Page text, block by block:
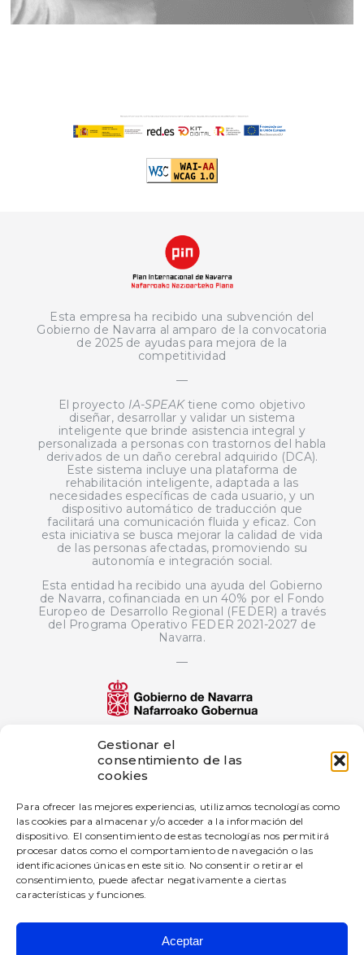
Gestionar el
consentimiento de las
cookies
Para ofrecer las mejores experiencias, utilizamos tecnologías como
las cookies para almacenar y/o acceder a la información del
dispositivo. El consentimiento de estas tecnologías nos permitirá
procesar datos como el comportamiento de navegación o las
identificaciones únicas en este sitio. No consentir o retirar el
consentimiento, puede afectar negativamente a ciertas
características y funciones.
Aceptar
Esta empresa ha recibido una subvención del
Gobierno de Navarra al amparo de la convocatoria
de 2025 de ayudas para mejora de la
competitividad
—
El proyecto IA-SPEAKtiene como objetivo
diseñar, desarrollar y validar un sistema
inteligente que brinde asistencia integral y
personalizada a personas con trastornos del habla
derivados de un daño cerebral adquirido (DCA).
Este sistema incluye una plataforma de
rehabilitación inteligente, adaptada a las
necesidades específicas de cada usuario, y un
dispositivo automático de traducción que
facilitará una comunicación fluida y eficaz. Con
esta iniciativa se busca mejorar la calidad de vida
de las personas afectadas, promoviendo su
autonomía e integración social.
Esta entidad ha recibido una ayuda del Gobierno
de Navarra, cofinanciada en un 40% por el Fondo
Europeo de Desarrollo Regional (FEDER) a través
del Programa Operativo FEDER 2021-2027 de
Navarra.
—
El proyecto de innovación bigD Artificial
Intelligence Generated Content ha sido
subvencionado por Gobierno de Navarra al
amparo de la convocatoria de 2025 de ayudas a
—
Esta empresa ha recibido una subvención del
Gobierno de Navarra al amparo de la convocatoria
de Fomento de la Empresa Digital Navarra 2025.
BIGD Diseño e Innovación SL